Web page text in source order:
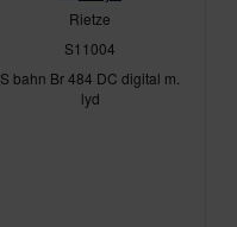
Rietze
S11004
S bahn Br 484 DC digital m.
lyd